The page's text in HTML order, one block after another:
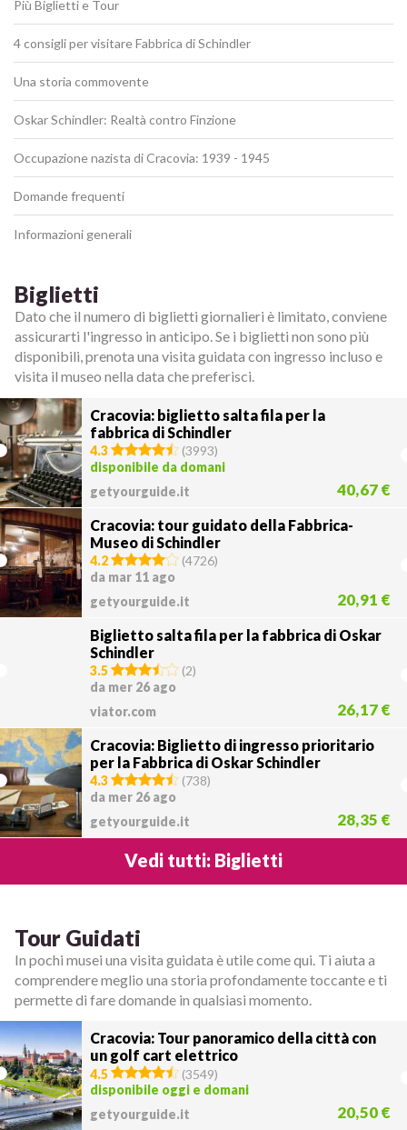
Più Biglietti e Tour
4 consigli per visitare Fabbrica di Schindler
Una storia commovente
Oskar Schindler: Realtà contro Finzione
Occupazione nazista di Cracovia: 1939 - 1945
Domande frequenti
Informazioni generali
Biglietti
Dato che il numero di biglietti giornalieri è limitato, conviene
assicurarti l'ingresso in anticipo. Se i biglietti non sono più
disponibili, prenota una visita guidata con ingresso incluso e
visita il museo nella data che preferisci.
Cracovia: biglietto salta fila per la
fabbrica di Schindler
4.3 (3993)
disponibile da domani
getyourguide.it
40,67 €
Cracovia: tour guidato della Fabbrica-
Museo di Schindler
4.2 (4726)
da mar 11 ago
getyourguide.it
20,91 €
Biglietto salta fila per la fabbrica di Oskar
Schindler
3.5 (2)
da mer 26 ago
viator.com
26,17 €
Cracovia: Biglietto di ingresso prioritario
per la Fabbrica di Oskar Schindler
4.3 (738)
da mer 26 ago
getyourguide.it
28,35 €
Vedi tutti: Biglietti
Tour Guidati
In pochi musei una visita guidata è utile come qui. Ti aiuta a
comprendere meglio una storia profondamente toccante e ti
permette di fare domande in qualsiasi momento.
Cracovia: Tour panoramico della città con
un golf cart elettrico
4.5 (3549)
disponibile oggi e domani
getyourguide.it
20,50 €